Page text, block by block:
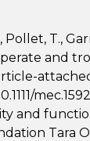
Pollet, T.,
and
attached
and
Tara